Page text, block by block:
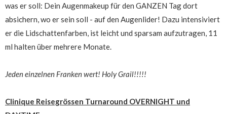
was er soll: Dein Augenmakeup für den GANZEN Tag dort
absichern, wo er sein soll - auf den Augenlider! Dazu intensiviert
er die Lidschattenfarben, ist leicht und sparsam aufzutragen, 11
ml halten über mehrere Monate.
Jeden einzelnen Franken wert! Holy Grail!!!!!
Clinique Reisegrössen Turnaround OVERNIGHT und